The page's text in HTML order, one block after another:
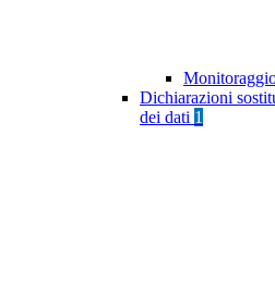
Dichiarazioni
dei dati 1